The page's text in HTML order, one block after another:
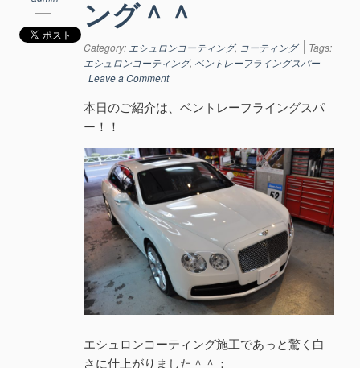
ング＾＾
Category: エシュロンコーティング, コーティング
Tags:
エシュロンコーティング, ベントレーフライングスパー
Leave a Comment
本日のご紹介は、ベントレーフライングスパ
ー！！
エシュロンコーティング施工であっと驚く白
さに仕上がりました＾＾；